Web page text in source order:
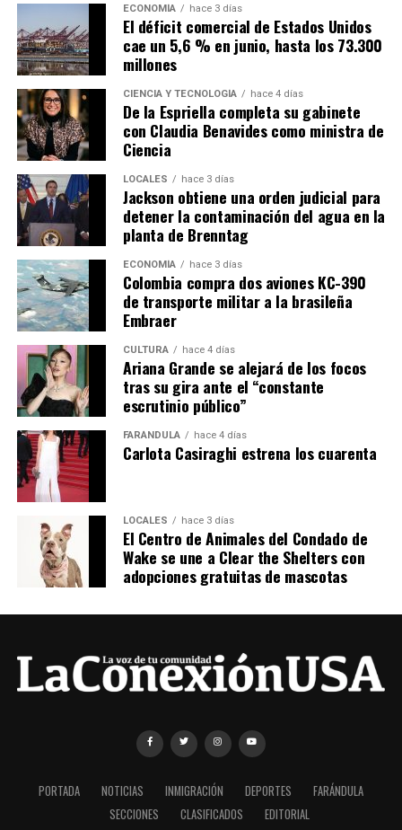
ECONOMÍA hace 3 días
El déficit comercial de Estados Unidos
cae un 5,6 % en junio, hasta los 73.300
millones
CIENCIA Y TECNOLOGÍA hace 4 días
De la Espriella completa su gabinete
con Claudia Benavides como ministra de
Ciencia
LOCALES hace 3 días
Jackson obtiene una orden judicial para
detener la contaminación del agua en la
planta de Brenntag
ECONOMÍA hace 3 días
Colombia compra dos aviones KC-390
de transporte militar a la brasileña
Embraer
CULTURA hace 4 días
Ariana Grande se alejará de los focos
tras su gira ante el “constante
escrutinio público”
FARÁNDULA hace 4 días
Carlota Casiraghi estrena los cuarenta
LOCALES hace 3 días
El Centro de Animales del Condado de
Wake se une a Clear the Shelters con
adopciones gratuitas de mascotas
PORTADA NOTICIAS INMIGRACIÓN DEPORTES
FARÁNDULA
SECCIONES
CLASIFICADOS EDITORIAL